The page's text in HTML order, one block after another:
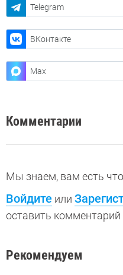
Telegram
ВКонтакте
Max
Комментарии
Мы знаем, вам есть
Войдите или
оставить комментарий
Рекомендуем